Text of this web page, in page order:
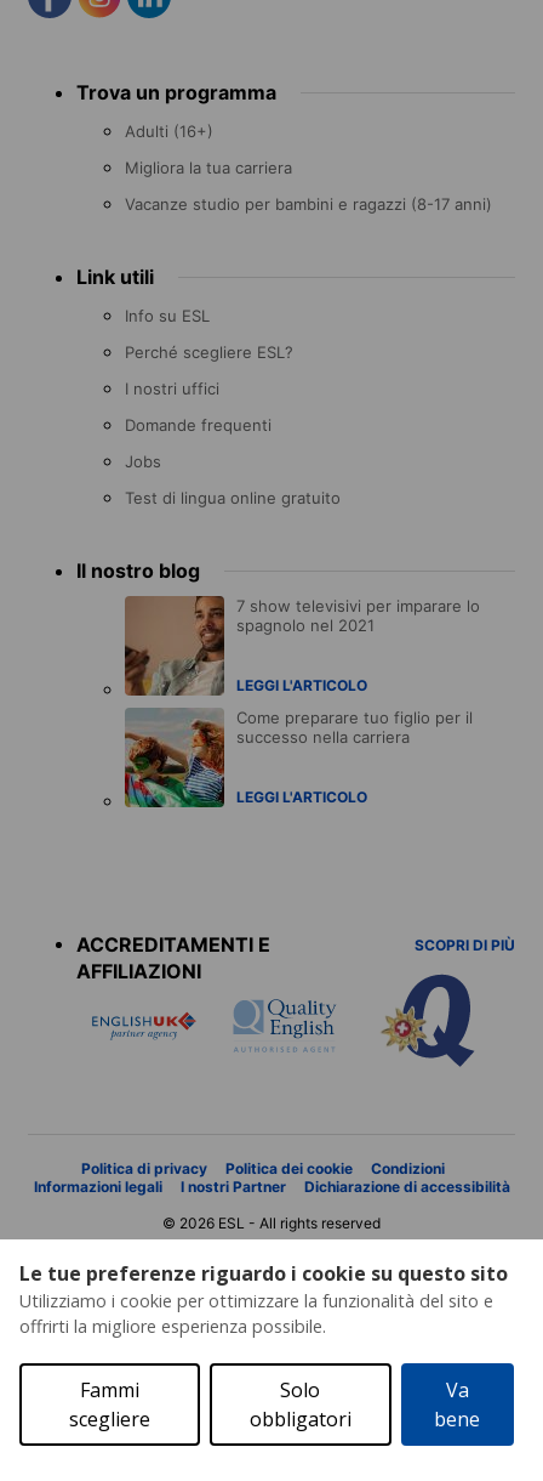
Le tue preferenze riguardo i cookie su questo sito
Utilizziamo i cookie per ottimizzare la funzionalità del sito e
offrirti la migliore esperienza possibile.
Va
bene
Solo
obbligatori
Fammi
scegliere
menuTrova un programma
Adulti (16+)
Migliora la tua carriera
Vacanze studio per bambini e ragazzi (8-17 anni)
Link utili
Info su ESL
Perché scegliere ESL?
I nostri uffici
Domande frequenti
Jobs
Test di lingua online gratuito
Il nostro blog
7 show televisivi per imparare lo
spagnolo nel 2021
LEGGI L'ARTICOLO
Come preparare tuo figlio per il
successo nella carriera
LEGGI L'ARTICOLO
ACCREDITAMENTI E
AFFILIAZIONI
SCOPRI DI PIÙ
Politica di privacy Politica dei cookie
Condizioni
Informazioni legali
I nostri Partner
Dichiarazione di accessibilità
© 2026 ESL - All rights reserved